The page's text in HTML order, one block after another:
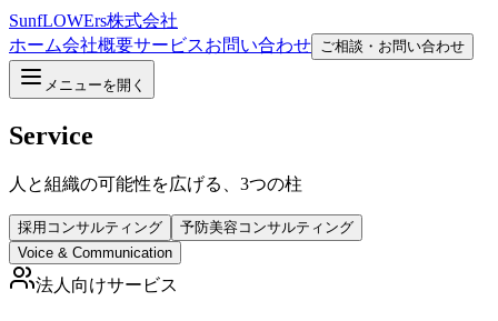
SunfLOWErs株式会社
ホーム会社概要サービスお問い合わせ ご相談・お問い合わせ
メニューを開く
Service
人と組織の可能性を広げる、3つの柱
採用コンサルティング
予防美容コンサルティング
Voice & Communication
法人向けサービス